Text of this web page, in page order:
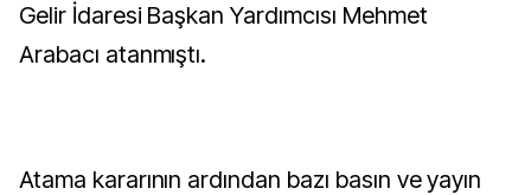
Gelir İdaresi Başkan Yardımcısı Mehmet
Arabacı atanmıştı.
Atama kararının ardından bazı basın ve yayın